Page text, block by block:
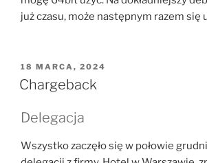
już czasu, może następnym razem się
OPUBLIKOWANE
W
18 MARCA, 2024
Chargeback
Delegacja
Wszystko zaczęło się w połowie